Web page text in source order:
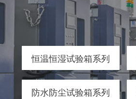
恒温恒湿试验箱系列
防水防尘试验箱系列